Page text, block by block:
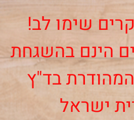
שימו לב!
הינם בהשגחת
בד"ץ
ישראל